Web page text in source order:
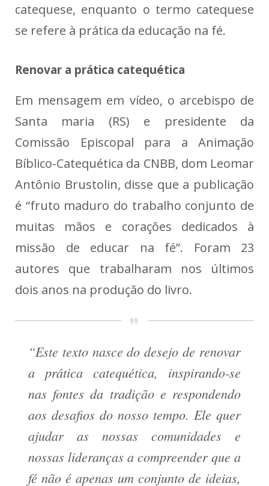
catequese, enquanto o termo catequese
se refere à prática da educação na fé.
Renovar a prática catequética
Em mensagem em vídeo, o arcebispo de
Santa maria (RS) e presidente da
Comissão Episcopal para a Animação
Bíblico-Catequética da CNBB, dom Leomar
Antônio Brustolin, disse que a publicação
é “fruto maduro do trabalho conjunto de
muitas mãos e corações dedicados à
missão de educar na fé”. Foram 23
autores que trabalharam nos últimos
dois anos na produção do livro.
“Este texto nasce do desejo de renovar
a prática catequética, inspirando-se
nas fontes da tradição e respondendo
aos desafios do nosso tempo. Ele quer
ajudar as nossas comunidades e
nossas lideranças a compreender que a
fé não é apenas um conjunto de ideias,